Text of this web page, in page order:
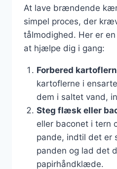
At lave brændende
simpel proces, der
tålmodighed. Her er
at hjælpe dig i gang:
Forbered
kartoflerne i
dem i saltet vand,
Steg flæsk eller
eller baconet i tern
pande, indtil det er
panden og lad det
papirhåndklæde.